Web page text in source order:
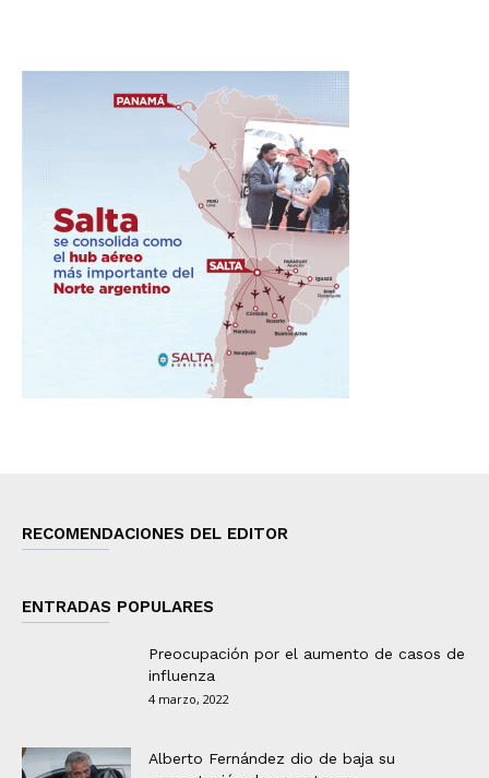
RECOMENDACIONES DEL EDITOR
ENTRADAS POPULARES
Preocupación por el aumento de casos de
influenza
4 marzo, 2022
Alberto Fernández dio de baja su